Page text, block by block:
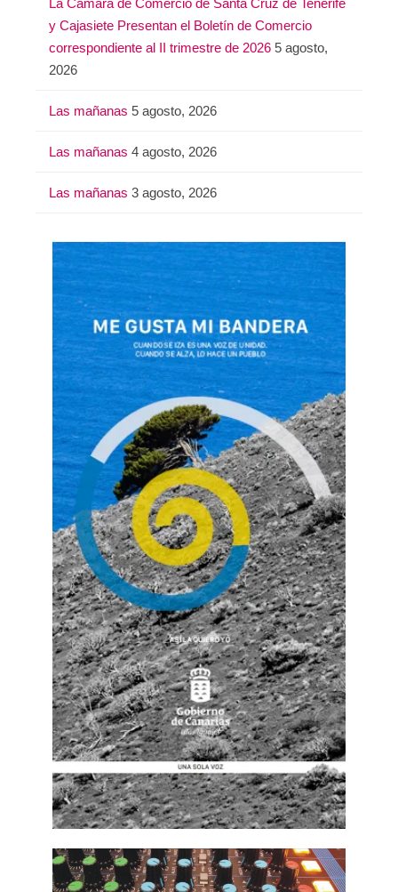
y Cajasiete Presentan el Boletín de Comercio
correspondiente al II trimestre de 2026 5 agosto,
2026
Las mañanas 5 agosto, 2026
Las mañanas 4 agosto, 2026
Las mañanas 3 agosto, 2026